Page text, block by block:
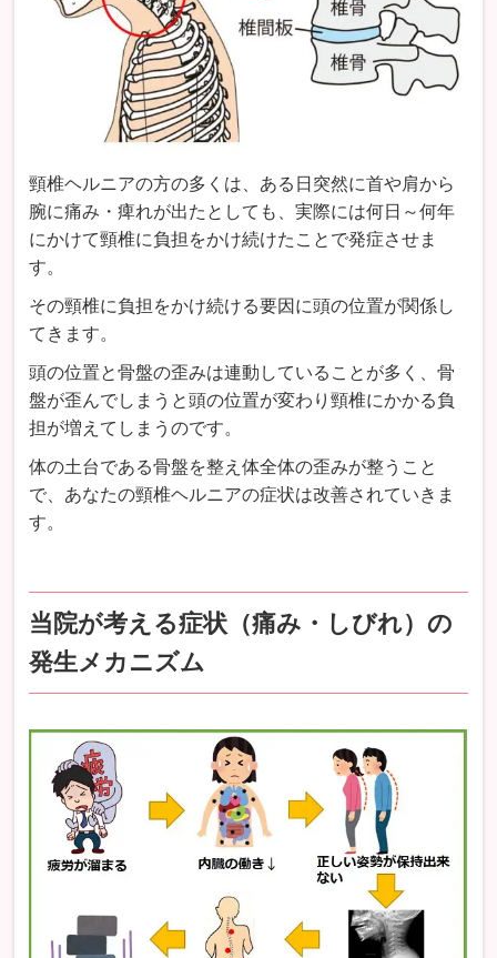
頸椎ヘルニアの方の多くは、ある日突然に首や肩から
腕に痛み・痺れが出たとしても、実際には何日～何年
にかけて頸椎に負担をかけ続けたことで発症させま
す。
その頸椎に負担をかけ続ける要因に頭の位置が関係し
てきます。
頭の位置と骨盤の歪みは連動していることが多く、骨
盤が歪んでしまうと頭の位置が変わり頸椎にかかる負
担が増えてしまうのです。
体の土台である骨盤を整え体全体の歪みが整うこと
で、あなたの頸椎ヘルニアの症状は改善されていきま
す。
当院が考える症状（痛み・しびれ）の
発生メカニズム